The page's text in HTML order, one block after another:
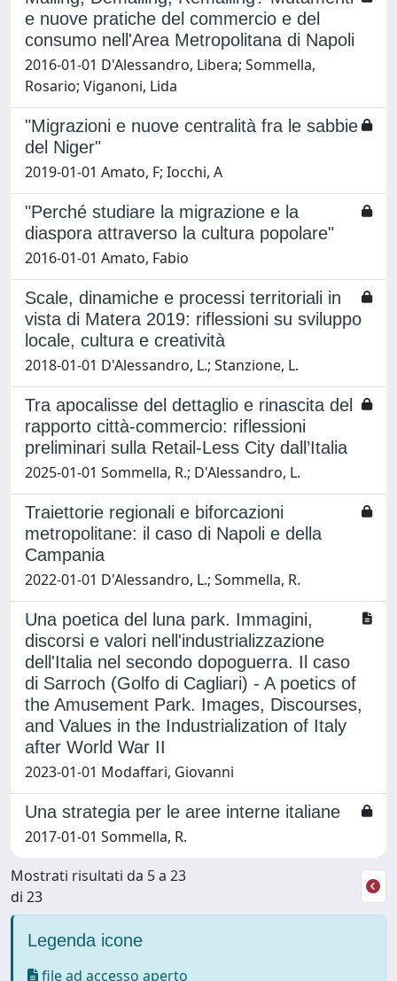
e nuove pratiche del commercio e del
consumo nell'Area Metropolitana di Napoli
2016-01-01 D'Alessandro, Libera; Sommella,
Rosario; Viganoni, Lida
"Migrazioni e nuove centralità fra le sabbie
del Niger"
2019-01-01 Amato, F; Iocchi, A
"Perché studiare la migrazione e la
diaspora attraverso la cultura popolare"
2016-01-01 Amato, Fabio
Scale, dinamiche e processi territoriali in
vista di Matera 2019: riflessioni su sviluppo
locale, cultura e creatività
2018-01-01 D'Alessandro, L.; Stanzione, L.
Tra apocalisse del dettaglio e rinascita del
rapporto città-commercio: riflessioni
preliminari sulla Retail-Less City dall’Italia
2025-01-01 Sommella, R.; D'Alessandro, L.
Traiettorie regionali e biforcazioni
metropolitane: il caso di Napoli e della
Campania
2022-01-01 D'Alessandro, L.; Sommella, R.
Una poetica del luna park. Immagini,
discorsi e valori nell'industrializzazione
dell'Italia nel secondo dopoguerra. Il caso
di Sarroch (Golfo di Cagliari) - A poetics of
the Amusement Park. Images, Discourses,
and Values in the Industrialization of Italy
after World War II
2023-01-01 Modaffari, Giovanni
Una strategia per le aree interne italiane
2017-01-01 Sommella, R.
Mostrati risultati da 5 a 23
di 23
Legenda icone
file ad accesso aperto